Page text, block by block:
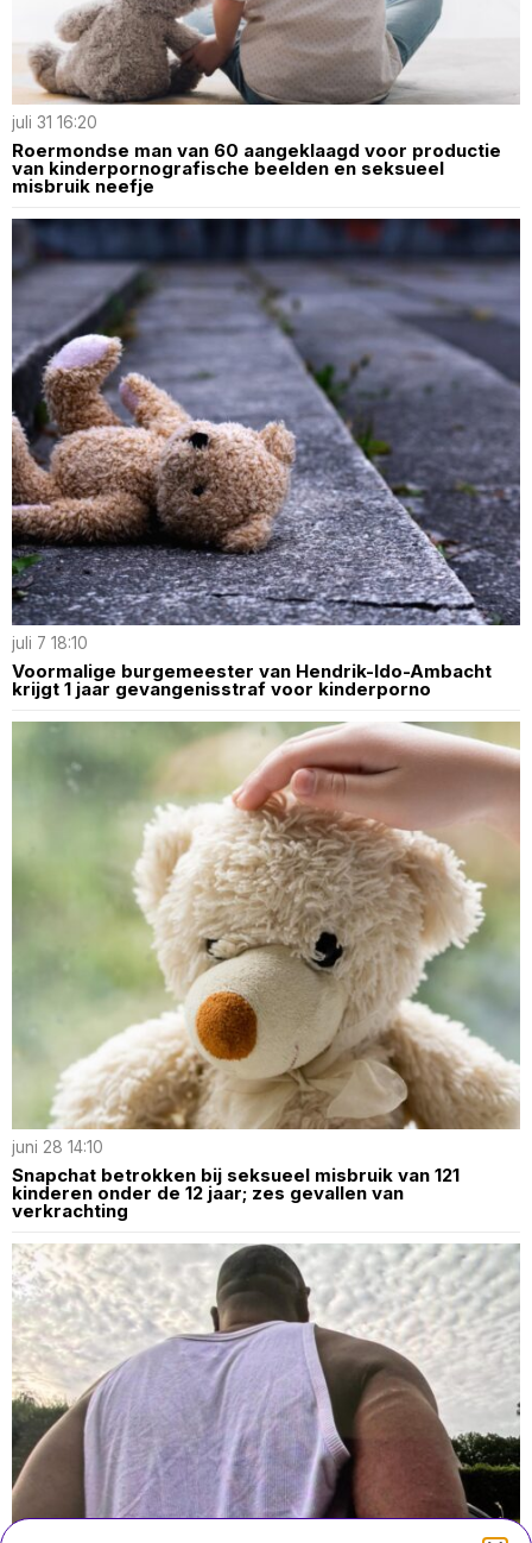
juli 31 16:20
Roermondse man van 60 aangeklaagd voor productie
van kinderpornografische beelden en seksueel
misbruik neefje
juli 7 18:10
Voormalige burgemeester van Hendrik-Ido-Ambacht
krijgt 1 jaar gevangenisstraf voor kinderporno
juni 28 14:10
Snapchat betrokken bij seksueel misbruik van 121
kinderen onder de 12 jaar; zes gevallen van
verkrachting